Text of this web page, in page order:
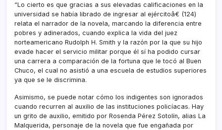
“Lo cierto es que gracias a sus elevadas calificaciones en la
universidad se habí­a librado de ingresar al ejércitoâ€ (124)
relata el narrador de la novela, marcando la diferencia entre
pobres y adinerados, cuando explica la vida del juez
norteamericano Rudolph H. Smith y la razón por la que su hijo
evade hacer el servicio militar porque él sí­ ha podido cursar
una carrera a comparación de la fortuna que le tocó al Buen
Chuco, el cual no asistió a una escuela de estudios superiores
ya que se le discrimina.
Asimismo, se puede notar cómo los indigentes son ignorados
cuando recurren al auxilio de las instituciones policí­acas. Hay
un grito de auxilio, emitido por Rosenda Pérez Sotolí­n, alias La
Malquerida, personaje de la novela que fue engañada por